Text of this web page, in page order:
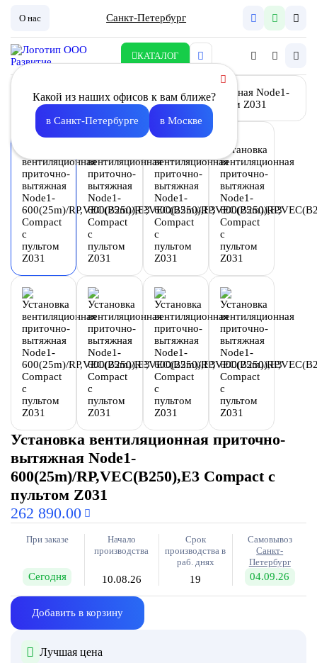
О нас Санкт-Петербург
КАТАЛОГ
Какой из наших офисов к вам ближе?
в Санкт-Петербурге в Москве
Установка вентиляционная приточно-
вытяжная Node1-
600(25m)/RP,VEC(B250),E3 Compact с
пультом Z031
262 890.00
При заказе
Сегодня
Начало
производства
10.08.26
Срок
производства в
раб. днях
19
Самовывоз
Санкт-
Петербург
04.09.26
Добавить в корзину
Лучшая цена